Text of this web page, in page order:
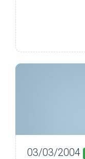
pubblicata: 00/00/00
03/03/2004